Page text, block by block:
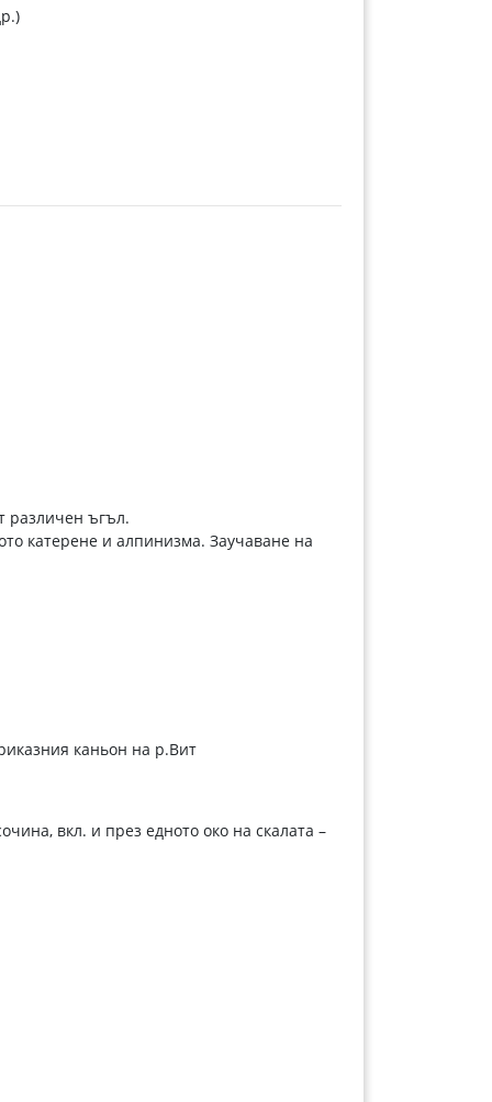
различен ъгъл.
катерене и алпинизма. Заучаване на
каньон на р.Вит
вкл. и през едното око на скалата –